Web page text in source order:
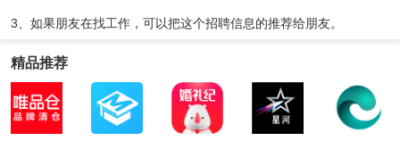
3、如果朋友在找工作，可以把这个招聘信息的推荐给朋友。
精品推荐